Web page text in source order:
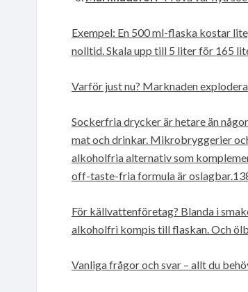
Exempel: En 500 ml-flaska kostar
nolltid. Skala upp till 5 liter för 165
Varför just nu? Marknaden
Sockerfria drycker är hetare än
mat och drinkar. Mikrobryggerier
alkoholfria alternativ som
off-taste-fria formula är
För källvattenföretag? Blanda i
alkoholfri kompis till flaskan. Och
Vanliga frågor och svar – allt du